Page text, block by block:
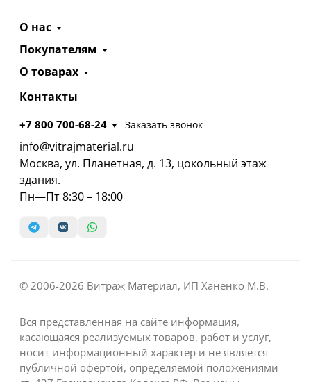
О нас
Покупателям
О товарах
Контакты
+7 800 700-68-24 Заказать звонок
info@vitrajmaterial.ru
Москва, ул. Планетная, д. 13, цокольный этаж
здания.
Пн—Пт 8:30 – 18:00
© 2006-2026 Витраж Материал, ИП Ханенко М.В.
Вся представленная на сайте информация,
касающаяся реализуемых товаров, работ и услуг,
носит информационный характер и не является
публичной офертой, определяемой положениями